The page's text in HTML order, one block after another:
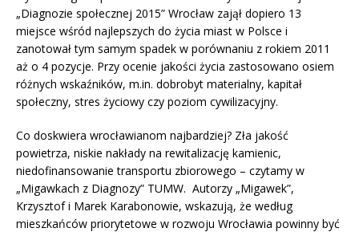
„Diagnozie społecznej 2015” Wrocław zajął dopiero 13
miejsce wśród najlepszych do życia miast w Polsce i
zanotował tym samym spadek w porównaniu z rokiem 2011
aż o 4 pozycje. Przy ocenie jakości życia zastosowano osiem
różnych wskaźników, m.in. dobrobyt materialny, kapitał
społeczny, stres życiowy czy poziom cywilizacyjny.
Co doskwiera wrocławianom najbardziej? Zła jakość
powietrza, niskie nakłady na rewitalizację kamienic,
niedofinansowanie transportu zbiorowego – czytamy w
„Migawkach z Diagnozy” TUMW. Autorzy „Migawek”,
Krzysztof i Marek Karabonowie, wskazują, że według
mieszkańców priorytetowe w rozwoju Wrocławia powinny być